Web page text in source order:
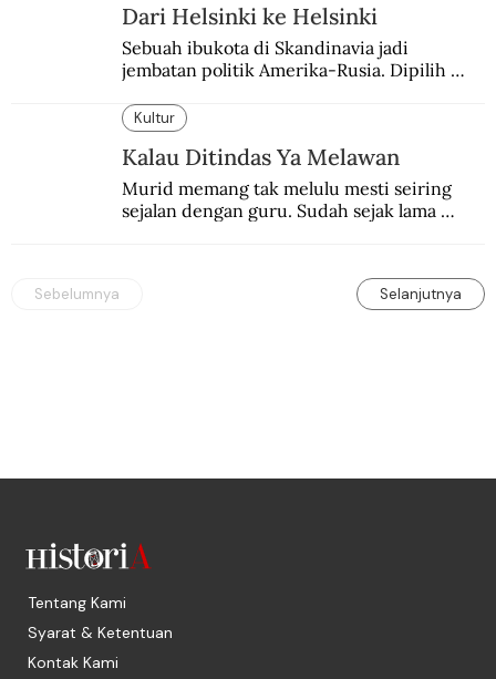
Dari Helsinki ke Helsinki
Sebuah ibukota di Skandinavia jadi
jembatan politik Amerika-Rusia. Dipilih
Kultur
Kalau Ditindas Ya Melawan
Murid memang tak melulu mesti seiring
sejalan dengan guru. Sudah sejak lama
Sebelumnya Selanjutnya
Tentang Kami
Syarat & Ketentuan
Kontak Kami